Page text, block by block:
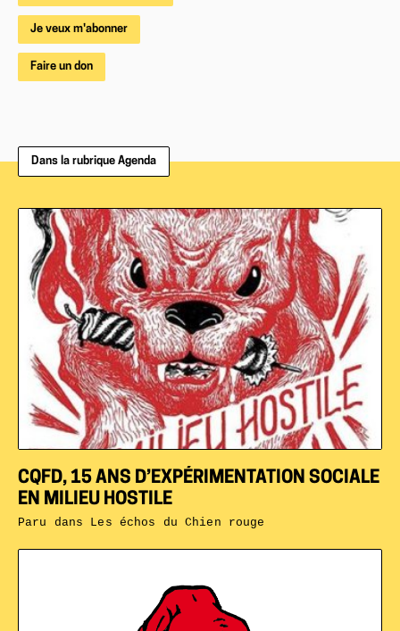
Je veux m'abonner
Faire un don
Dans la rubrique Agenda
CQFD, 15 ANS D’EXPÉRIMENTATION SOCIALE
EN MILIEU HOSTILE
Paru dans Les échos du Chien rouge